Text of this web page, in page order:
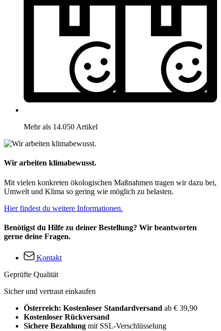
Mehr als 14.050 Artikel
Wir arbeiten klimabewusst.
Mit vielen konkreten ökologischen Maßnahmen tragen wir dazu bei,
Umwelt und Klima so gering wie möglich zu belasten.
Hier findest du weitere Informationen.
Benötigst du Hilfe zu deiner Bestellung? Wir beantworten
gerne deine Fragen.
Kontakt
Geprüfte Qualität
Sicher und vertraut einkaufen
Österreich: Kostenloser Standardversand ab € 39,90
Kostenloser Rückversand
Sichere Bezahlung mit SSL-Verschlüsselung